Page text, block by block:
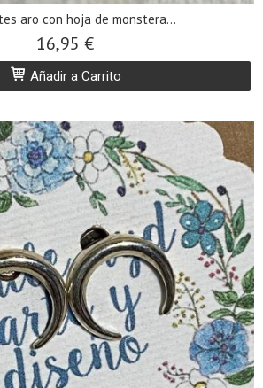
aro con hoja de monstera...
16,95 €
Añadir a Carrito